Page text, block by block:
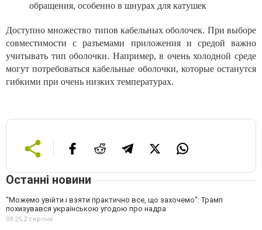
обращения, особенно в шнурах для катушек
Доступно множество типов кабельных оболочек. При выборе
совместимости с разъемами приложения и средой важно
учитывать тип оболочки. Например, в очень холодной среде
могут потребоваться кабельные оболочки, которые останутся
гибкими при очень низких температурах.
Останні новини
"Можемо увійти і взяти практично все, що захочемо": Трамп
похизувався українською угодою про надра
09:25,2 серпня